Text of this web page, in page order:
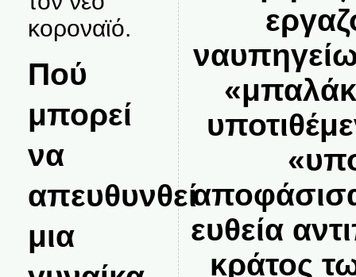
κοροναϊό.
Πού
μπορεί
να
απευθυνθεί
μια
ευθεία
κράτος